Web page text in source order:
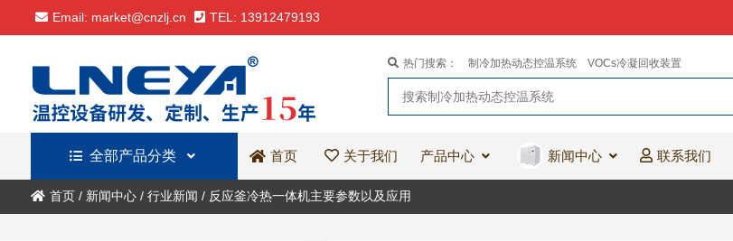
Email: market@cnzlj.cn TEL: 13912479193
热门搜索： 制冷加热动态控温系统 VOCs冷凝回收装置
全部产品分类 首页 关于我们 产品中心 新闻中心 联系我们
首页/ 新闻中心/ 行业新闻 / 反应釜冷热一体机主要参数以及应用